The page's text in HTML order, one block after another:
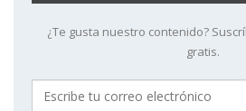
¿Te gusta nuestro contenido?
gratis.